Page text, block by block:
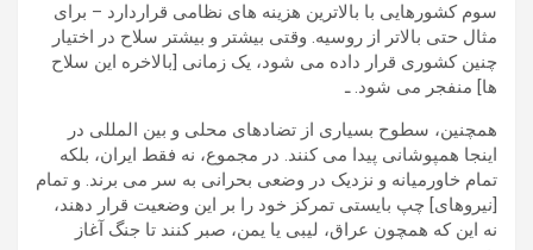
سوم کشورهایی با بالاترین هزینه های نظامی قراردارد – برای
مثال حتی بالاتر از روسیه. وقتی بیشتر و بیشتر سلاح در اختیار
چنین کشوری قرار داده می شود، یک زمانی [بالاخره این سلاح
ها] منفجر می شود. ـ
همچنین، سطوح بسیاری از تضادهای محلی و بین المللی در
اینجا همپوشانی پیدا می کنند. در مجموع، نه فقط ایران، بلکه
تمام خاورمیانه و نزدیک در وضعی بحرانی به سر می برند. و تمام
[نیروهای] چپ بایستی تمرکز خود را بر این وضعیت قرار دهند،
نه این که همچون عراق، لیبی یا یمن، صبر کنند تا جنگ آغاز